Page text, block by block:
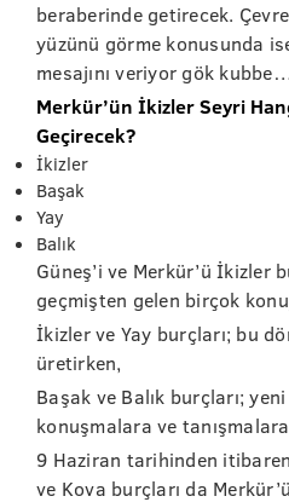
beraberinde getirecek.
yüzünü görme konusunda
mesajını veriyor gök
Merkür’ün İkizler Seyri
Geçirecek?
İkizler
Başak
Yay
Balık
Güneş’i ve Merkür’ü İkizler
geçmişten gelen birçok
İkizler ve Yay burçları; bu
üretirken,
Başak ve Balık burçları;
konuşmalara ve
9 Haziran tarihinden
ve Kova burçları da